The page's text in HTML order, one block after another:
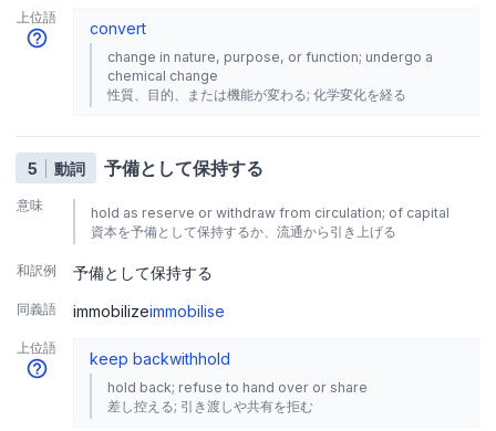
上位語
convert
change in nature, purpose, or function; undergo a
chemical change
性質、目的、または機能が変わる; 化学変化を経る
5 動詞 予備として保持する
意味
hold as reserve or withdraw from circulation; of capital
資本を予備として保持するか、流通から引き上げる
和訳例 予備として保持する
同義語 immobilizeimmobilise
上位語
keep backwithhold
hold back; refuse to hand over or share
差し控える; 引き渡しや共有を拒む